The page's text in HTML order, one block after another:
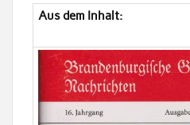
Aus dem Inhalt: